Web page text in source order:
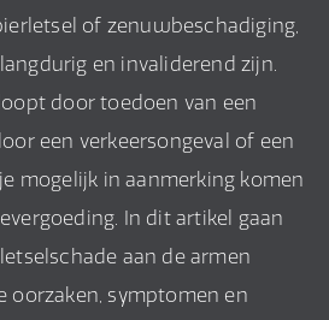
of zenuwbeschadiging,
en invaliderend zijn.
door toedoen van een
een verkeersongeval of een
mogelijk in aanmerking komen
In dit artikel gaan
aan de armen
oorzaken, symptomen en